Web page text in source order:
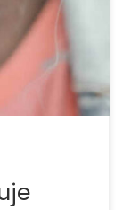
kaszel
które
[…]